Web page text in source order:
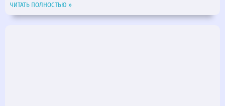
ЧИТАТЬ ПОЛНОСТЬЮ »